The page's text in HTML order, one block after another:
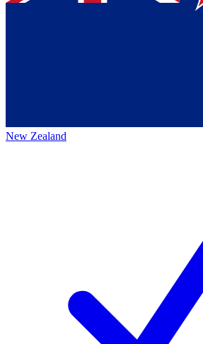
New Zealand